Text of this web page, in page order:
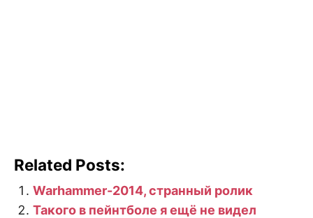
Related Posts:
Warhammer-2014, странный ролик
Такого в пейнтболе я ещё не видел